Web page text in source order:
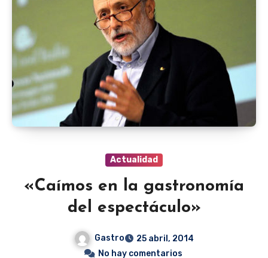
Actualidad
«Caímos en la gastronomía
del espectáculo»
Gastro
25 abril, 2014
No hay comentarios